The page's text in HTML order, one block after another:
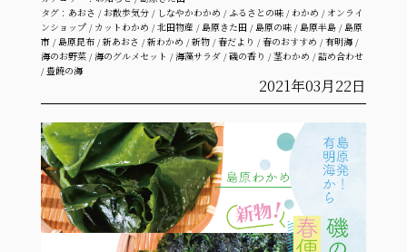
タグ： あおさ /お散歩気分/ しなやかわかめ / ふるさとの味/ わかめ / オンライ
ンショップ/ カットわかめ /北田物産 /島原きた田/島原の味/島原半島/島原
市/島原昆布/新あおさ /新わかめ /新物/春だより /春のおすすめ /有明海/
海のお野菜/海のグルメセット /海藻サラダ/磯の香り /茎わかめ /詰め合わせ
/豊饒の海
2021年03月22日